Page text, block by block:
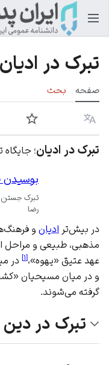
تبرک در ادیان
صفحه بحث
زبان پیگیری
تبرک در ادیان؛
بوسیدن
تبرک جستن
رضا
در بیش‌تر ادیان و
مذهبی، طبیعی و مراحل
عهد عتیق «یهوه»،[۱] در
و در میان مسیحیان
گرفته می‌شوند.
تبرک در